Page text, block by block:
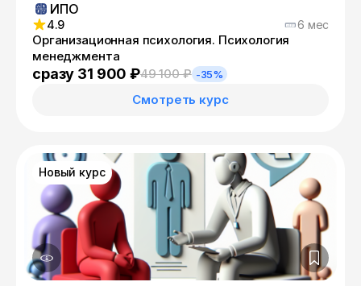
ИПО
4.9 6 мес
Организационная психология. Психология
менеджмента
сразу 31 900 ₽49 100 ₽ -35%
Смотреть курс
Новый курс